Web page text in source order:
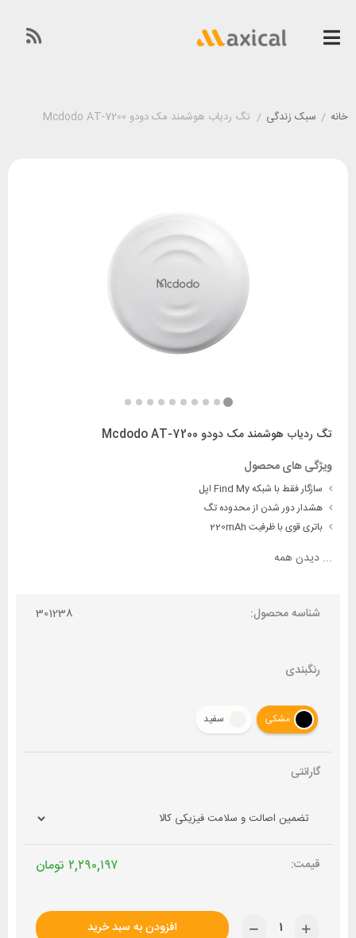
خانه / سبک زندگی / تگ ردیاب هوشمند مک دودو Mcdodo AT-7200
تگ ردیاب هوشمند مک دودو Mcdodo AT-7200
ویژگی های محصول
سازگار فقط با شبکه Find My اپل
هشدار دور شدن از محدوده تگ
باتری قوی با ظرفیت 220mAh
... دیدن همه
شناسه محصول: 301238
رنگبندی
مشکی سفید
گارانتی
تومان ۲,۲۹۰,۱۹۷
افزودن به سبد خرید